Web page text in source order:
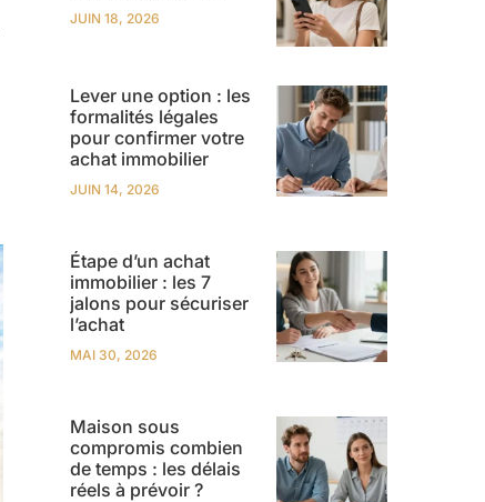
JUIN 18, 2026
Lever une option : les
formalités légales
pour confirmer votre
achat immobilier
JUIN 14, 2026
Étape d’un achat
immobilier : les 7
jalons pour sécuriser
l’achat
MAI 30, 2026
Maison sous
compromis combien
de temps : les délais
réels à prévoir ?